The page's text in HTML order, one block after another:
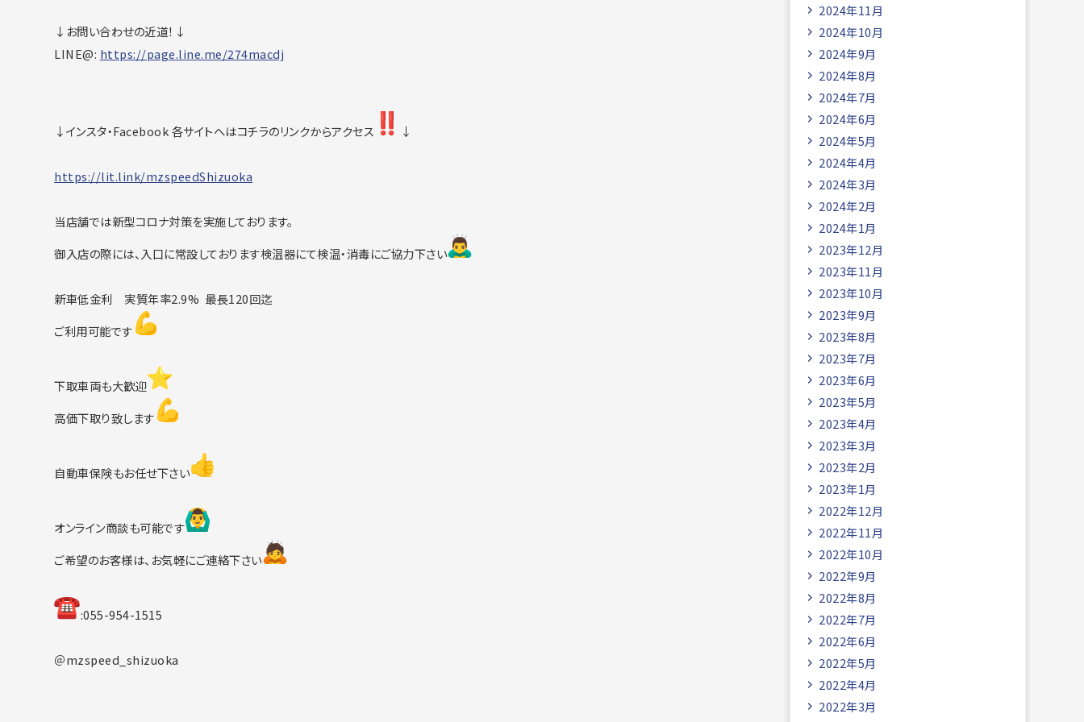
↓お問い合わせの近道！↓
LINE@: https://page.line.me/274macdj
↓インスタ・Facebook 各サイトへはコチラのリンクからアクセス ↓
https://lit.link/mzspeedShizuoka
当店舗では新型コロナ対策を実施しております。
御入店の際には、入口に常設しております検温器にて検温・消毒にご協力下さい
新車低金利 実質年率2.9% 最長120回迄
ご利用可能です
下取車両も大歓迎
高価下取り致します
自動車保険もお任せ下さい
オンライン商談も可能です
ご希望のお客様は、お気軽にご連絡下さい
︎:055-954-1515
＠mzspeed_shizuoka
2024年11月
2024年10月
2024年9月
2024年8月
2024年7月
2024年6月
2024年5月
2024年4月
2024年3月
2024年2月
2024年1月
2023年12月
2023年11月
2023年10月
2023年9月
2023年8月
2023年7月
2023年6月
2023年5月
2023年4月
2023年3月
2023年2月
2023年1月
2022年12月
2022年11月
2022年10月
2022年9月
2022年8月
2022年7月
2022年6月
2022年5月
2022年4月
2022年3月